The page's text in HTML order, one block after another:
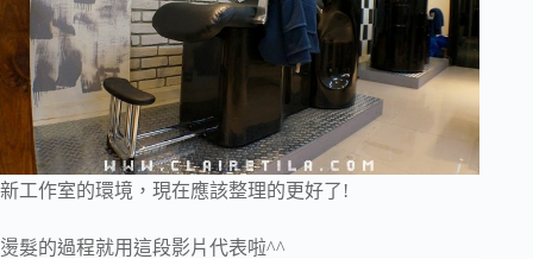
新工作室的環境，現在應該整理的更好了!
燙髮的過程就用這段影片代表啦^^